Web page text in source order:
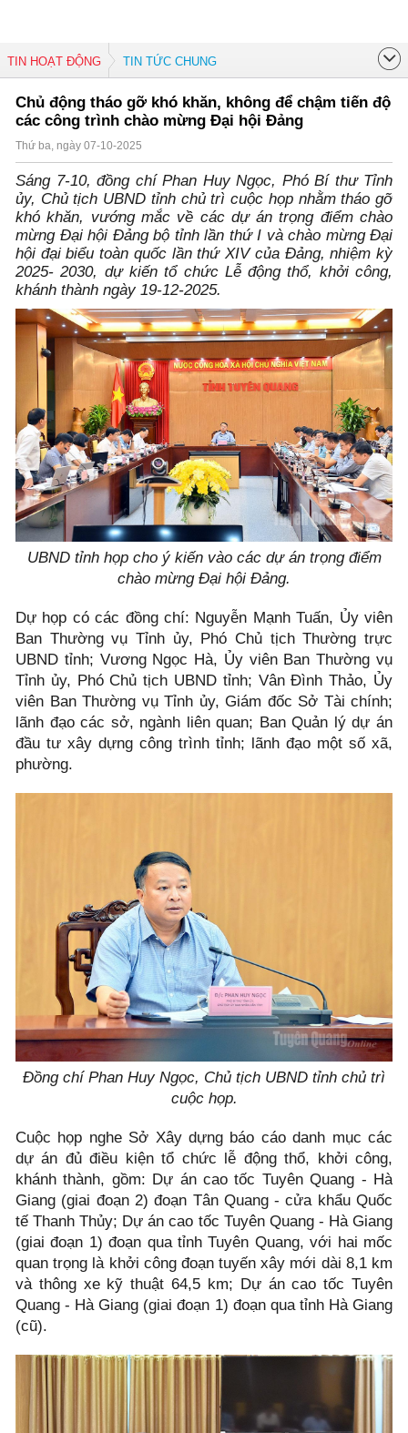
TIN HOẠT ĐỘNG TIN TỨC CHUNG
Chủ động tháo gỡ khó khăn, không để chậm tiến độ
các công trình chào mừng Đại hội Đảng
Thứ ba, ngày 07-10-2025
Sáng 7-10, đồng chí Phan Huy Ngọc, Phó Bí thư Tỉnh
ủy, Chủ tịch UBND tỉnh chủ trì cuộc họp nhằm tháo gỡ
khó khăn, vướng mắc về các dự án trọng điểm chào
mừng Đại hội Đảng bộ tỉnh lần thứ I và chào mừng Đại
hội đại biểu toàn quốc lần thứ XIV của Đảng, nhiệm kỳ
2025- 2030, dự kiến tổ chức Lễ động thổ, khởi công,
khánh thành ngày 19-12-2025.
UBND tỉnh họp cho ý kiến vào các dự án trọng điểm
chào mừng Đại hội Đảng.
Dự họp có các đồng chí: Nguyễn Mạnh Tuấn, Ủy viên
Ban Thường vụ Tỉnh ủy, Phó Chủ tịch Thường trực
UBND tỉnh; Vương Ngọc Hà, Ủy viên Ban Thường vụ
Tỉnh ủy, Phó Chủ tịch UBND tỉnh; Vân Đình Thảo, Ủy
viên Ban Thường vụ Tỉnh ủy, Giám đốc Sở Tài chính;
lãnh đạo các sở, ngành liên quan; Ban Quản lý dự án
đầu tư xây dựng công trình tỉnh; lãnh đạo một số xã,
phường.
Đồng chí Phan Huy Ngọc, Chủ tịch UBND tỉnh chủ trì
cuộc họp.
Cuộc họp nghe Sở Xây dựng báo cáo danh mục các
dự án đủ điều kiện tổ chức lễ động thổ, khởi công,
khánh thành, gồm: Dự án cao tốc Tuyên Quang - Hà
Giang (giai đoạn 2) đoạn Tân Quang - cửa khẩu Quốc
tế Thanh Thủy; Dự án cao tốc Tuyên Quang - Hà Giang
(giai đoạn 1) đoạn qua tỉnh Tuyên Quang, với hai mốc
quan trọng là khởi công đoạn tuyến xây mới dài 8,1 km
và thông xe kỹ thuật 64,5 km; Dự án cao tốc Tuyên
Quang - Hà Giang (giai đoạn 1) đoạn qua tỉnh Hà Giang
(cũ).